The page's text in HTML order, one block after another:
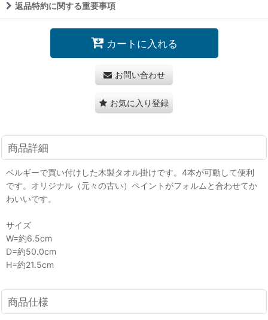
返品特約に関する重要事項
カートに入れる
お問い合わせ
お気に入り登録
商品詳細
ベルギーで買い付けした木製タオル掛けです。4本が可動して便利
です。オリジナル（元々の古い）ペイントがフォルムと合わせてか
わいいです。
サイズ
W=約6.5cm
D=約50.0cm
H=約21.5cm
商品仕様